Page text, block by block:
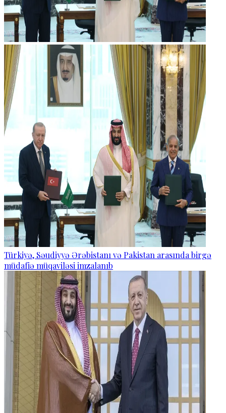
Türkiyə, Səudiyyə Ərəbistanı və Pakistan arasında birgə
müdafiə müqaviləsi imzalanıb